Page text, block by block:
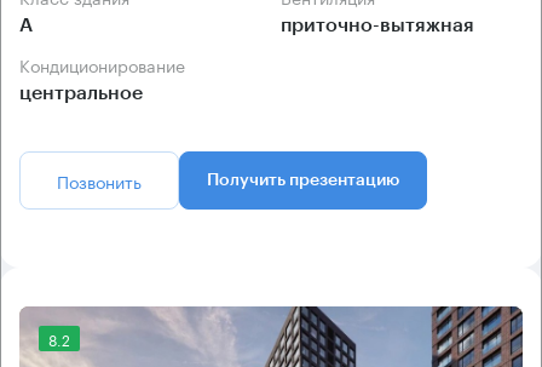
А приточно-вытяжная
Кондиционирование
центральное
Позвонить Получить презентацию
8.2